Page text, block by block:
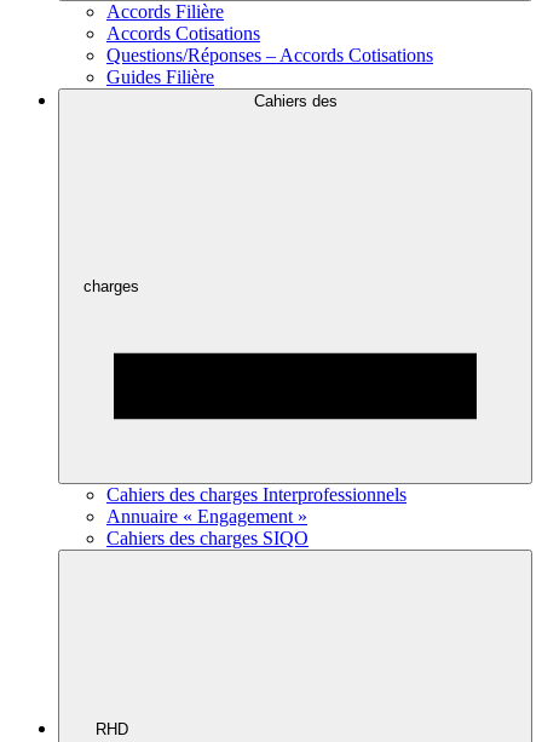
Accords Filière
Accords Cotisations
Questions/Réponses – Accords Cotisations
Guides Filière
Cahiers des
charges
Cahiers des charges Interprofessionnels
Annuaire « Engagement »
Cahiers des charges SIQO
RHD